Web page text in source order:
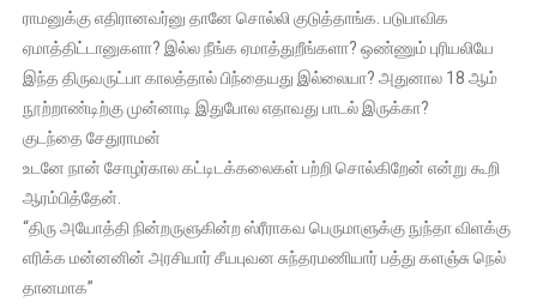
ராமனுக்கு எதிரானவர்னு தானே சொல்லி குடுத்தாங்க. படுபாவிக
ஏமாத்திட்டானுகளா? இல்ல நீங்க ஏமாத்துறீங்களா? ஒண்ணும் புரியலியே
இந்த திருவருட்பா காலத்தால் பிந்தையது இல்லையா? அதுனால 18 ஆம்
நூற்றாண்டிற்கு முன்னாடி இதுபோல எதாவது பாடல் இருக்கா?
குடந்தை சேதுராமன்
உடனே நான் சோழர்கால கட்டிடக்கலைகள் பற்றி சொல்கிறேன் என்று கூறி
ஆரம்பித்தேன்.
“திரு அயோத்தி நின்றருளுகின்ற ஸ்ரீராகவ பெருமாளுக்கு நுந்தா விளக்கு
எரிக்க மன்னனின் அரசியார் சீயபுவன சுந்தரமணியார் பத்து களஞ்சு நெல்
தானமாக”